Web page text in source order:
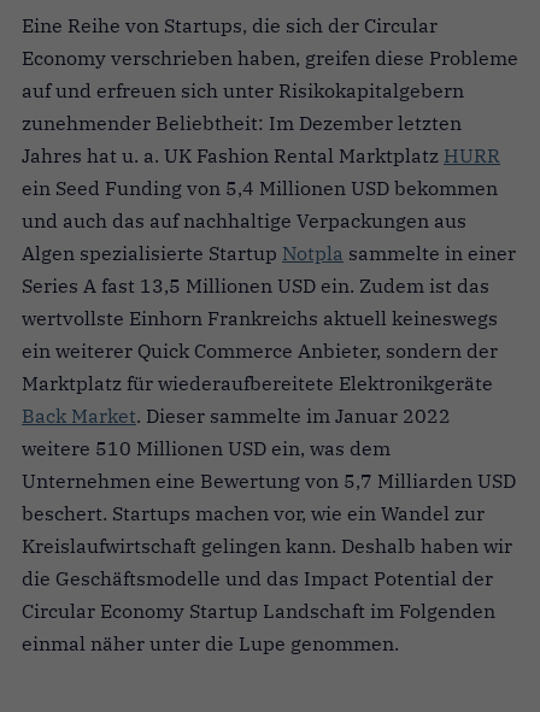
Eine Reihe von Startups, die sich der Circular
Economy verschrieben haben, greifen diese Probleme
auf und erfreuen sich unter Risikokapitalgebern
zunehmender Beliebtheit: Im Dezember letzten
Jahres hat u. a. UK Fashion Rental Marktplatz HURR
ein Seed Funding von 5,4 Millionen USD bekommen
und auch das auf nachhaltige Verpackungen aus
Algen spezialisierte Startup Notpla sammelte in einer
Series A fast 13,5 Millionen USD ein. Zudem ist das
wertvollste Einhorn Frankreichs aktuell keineswegs
ein weiterer Quick Commerce Anbieter, sondern der
Marktplatz für wiederaufbereitete Elektronikgeräte
Back Market. Dieser sammelte im Januar 2022
weitere 510 Millionen USD ein, was dem
Unternehmen eine Bewertung von 5,7 Milliarden USD
beschert. Startups machen vor, wie ein Wandel zur
Kreislaufwirtschaft gelingen kann. Deshalb haben wir
die Geschäftsmodelle und das Impact Potential der
Circular Economy Startup Landschaft im Folgenden
einmal näher unter die Lupe genommen.